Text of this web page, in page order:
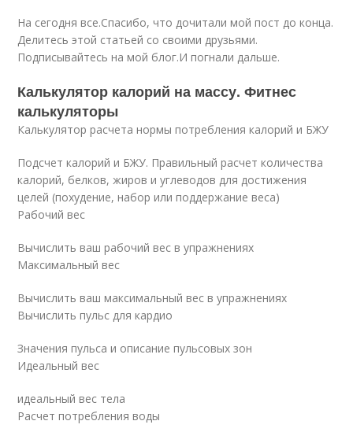
На сегодня все.Спасибо, что дочитали мой пост до конца.
Делитесь этой статьей со своими друзьями.
Подписывайтесь на мой блог.И погнали дальше.
Калькулятор калорий на массу. Фитнес
калькуляторы
Калькулятор расчета нормы потребления калорий и БЖУ
Подсчет калорий и БЖУ. Правильный расчет количества
калорий, белков, жиров и углеводов для достижения
целей (похудение, набор или поддержание веса)
Рабочий вес
Вычислить ваш рабочий вес в упражнениях
Максимальный вес
Вычислить ваш максимальный вес в упражнениях
Вычислить пульс для кардио
Значения пульса и описание пульсовых зон
Идеальный вес
идеальный вес тела
Расчет потребления воды